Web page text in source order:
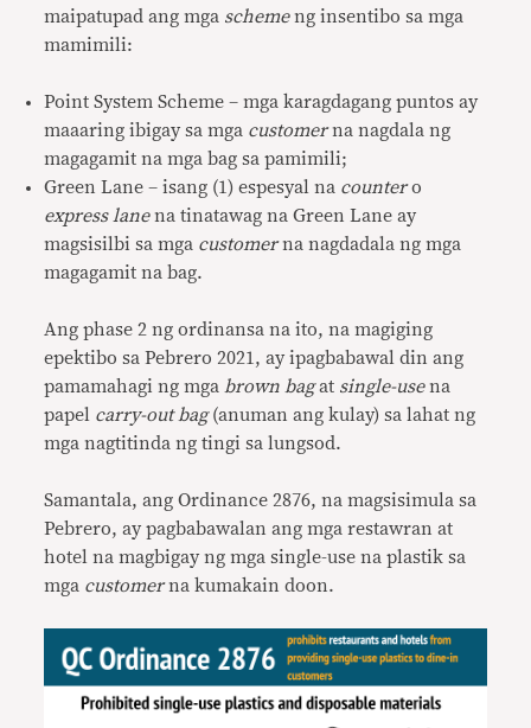
maipatupad ang mga schemeng insentibo sa mga
mamimili:
Point System Scheme – mga karagdagang puntos ay
maaaring ibigay sa mga customerna nagdala ng
magagamit na mga bag sa pamimili;
Green Lane – isang (1) espesyal na countero
express lanena tinatawag na Green Lane ay
magsisilbi sa mga customerna nagdadala ng mga
magagamit na bag.
Ang phase 2 ng ordinansa na ito, na magiging
epektibo sa Pebrero 2021, ay ipagbabawal din ang
pamamahagi ng mgabrown bagat single-usena
papel carry-out bag(anuman ang kulay) sa lahat ng
mga nagtitinda ng tingi sa lungsod.
Samantala, ang Ordinance 2876, na magsisimula sa
Pebrero, ay pagbabawalan ang mga restawran at
hotel na magbigay ng mga single-use na plastik sa
mga customerna kumakain doon.